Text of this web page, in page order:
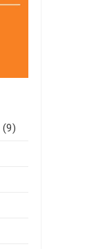
(9)